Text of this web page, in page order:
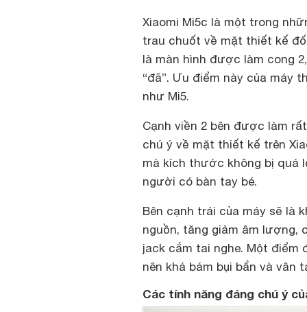
Xiaomi Mi5c là một trong
trau chuốt về mặt thiết kế
là màn hình được làm cong
“đã”. Ưu điểm này của máy
như Mi5.
Cạnh viền 2 bên được làm
chú ý về mặt thiết kế trên
mà kích thước không bị quá
người có bàn tay bé.
Bên cạnh trái của máy sẽ là
nguồn, tăng giảm âm lượng,
jack cắm tai nghe. Một
nên khá bám bụi bẩn và vân
Các tính năng đáng chú ý